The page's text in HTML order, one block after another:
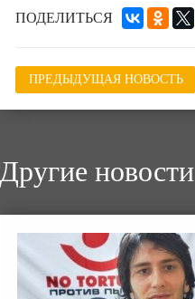
ПОДЕЛИТЬСЯ
ПРЕДЫДУЩАЯ НОВОСТЬ
Другие новости